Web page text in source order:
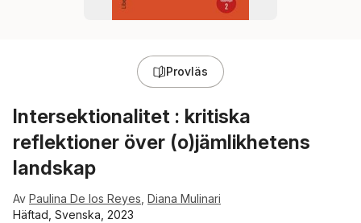
Provläs
Intersektionalitet : kritiska
reflektioner över (o)jämlikhetens
landskap
Av Paulina De los Reyes Diana Mulinari
Häftad, Svenska, 2023